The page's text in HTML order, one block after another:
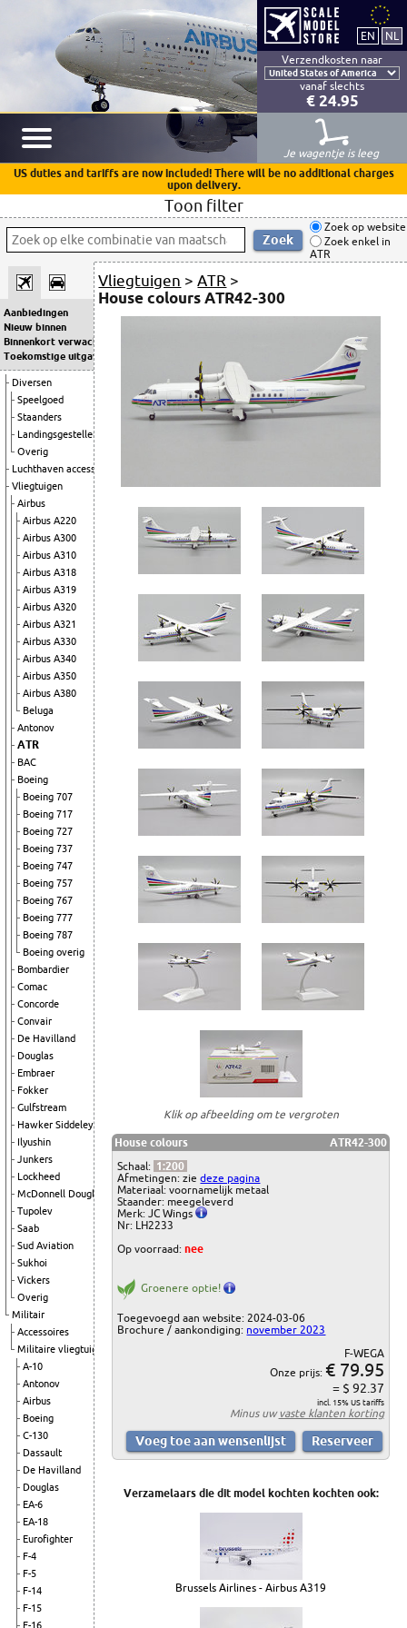
Verzendkosten naar
vanaf slechts
€ 24.95
Je wagentje is leeg
US duties and tariffs are now included! There will be no additional charges
upon delivery.
Toon filter
Zoek op website
Zoek enkel in
ATR
Aanbiedingen
Nieuw binnen
Binnenkort verwacht
Toekomstige uitgaven
Diversen
Speelgoed
Staanders
Landingsgestellen
Overig
Luchthaven accessoires
Vliegtuigen
Airbus
Airbus A220
Airbus A300
Airbus A310
Airbus A318
Airbus A319
Airbus A320
Airbus A321
Airbus A330
Airbus A340
Airbus A350
Airbus A380
Beluga
Antonov
ATR
BAC
Boeing
Boeing 707
Boeing 717
Boeing 727
Boeing 737
Boeing 747
Boeing 757
Boeing 767
Boeing 777
Boeing 787
Boeing overig
Bombardier
Comac
Concorde
Convair
De Havilland
Douglas
Embraer
Fokker
Gulfstream
Hawker Siddeley
Ilyushin
Junkers
Lockheed
McDonnell Douglas
Tupolev
Saab
Sud Aviation
Sukhoi
Vickers
Overig
Militair
Accessoires
Militaire vliegtuigen
A-10
Antonov
Airbus
Boeing
C-130
Dassault
De Havilland
Douglas
EA-6
EA-18
Eurofighter
F-4
F-5
F-14
F-15
F-16
Vliegtuigen >ATR >
House colours ATR42-300
Klik op afbeelding om te vergroten
House colours
ATR42-300
Schaal: 1:200
Afmetingen: ziedeze pagina
Materiaal: voornamelijk metaal
Staander: meegeleverd
Merk: JC Wings
Nr: LH2233
Op voorraad:nee
Groenere optie!
Toegevoegd aan website: 2024-03-06
Brochure / aankondiging: november 2023
F-WEGA
Onze prijs: € 79.95
= $ 92.37
incl. 15% US tariffs
Minus uwvaste klanten korting
Verzamelaars die dit model kochten kochten ook:
Brussels Airlines - Airbus A319